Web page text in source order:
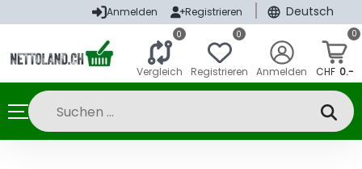
Anmelden Registrieren Deutsch
0
Vergleich
0
Registrieren Anmelden
0
CHF 0.-